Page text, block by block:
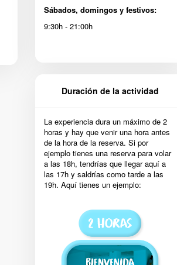
Sábados, domingos y festivos:
9:30h - 21:00h
Duración de la actividad
La experiencia dura un máximo de 2
horas y hay que venir una hora antes
de la hora de la reserva. Si por
ejemplo tienes una reserva para volar
a las 18h, tendrías que llegar aquí a
las 17h y saldrías como tarde a las
19h. Aquí tienes un ejemplo: